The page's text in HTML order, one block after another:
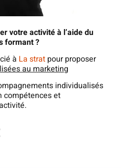
votre activité à l’aide du
formant ?
à La strat pour proposer
au marketing
individualisés
compétences et